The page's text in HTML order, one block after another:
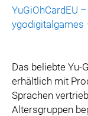
YuGiOhCardEU
ygodigitalgames
Das beliebte Yu-
erhältlich mit
Sprachen
Altersgruppen